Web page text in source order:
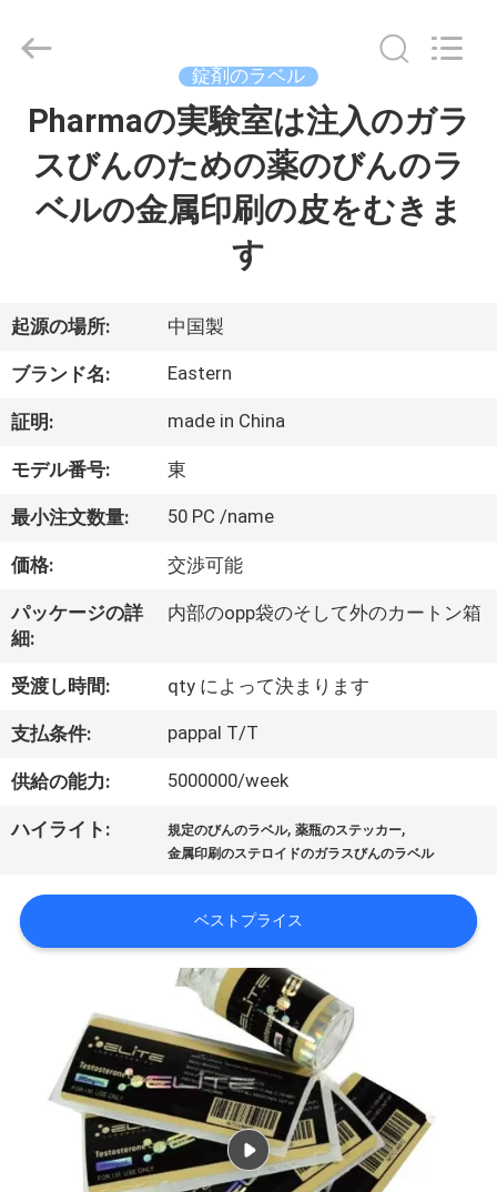
家
ク
ト
私
達
つ
い
て
工
場
旅
2017
(Xiamen)
Industry
錠剤のラベル
Pharmaの実験室は注入のガラ
スびんのための薬のびんのラ
ベルの金属印刷の皮をむきま
す
起源の場所: 中国製
ブランド名: Eastern
証明: made in China
モデル番号: 東
最小注文数量: 50 PC /name
価格: 交渉可能
パッケージの詳
細:
内部のopp袋のそして外のカートン箱
受渡し時間: qty によって決まります
支払条件: pappal T/T
供給の能力: 5000000/week
ハイライト: 規定のびんのラベル,薬瓶のステッカー,
金属印刷のステロイドのガラスびんのラベル
ベストプライス